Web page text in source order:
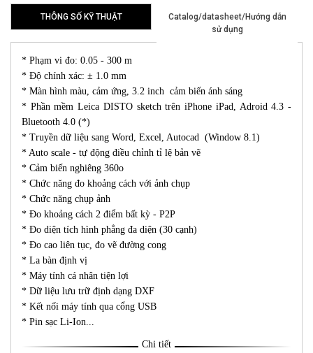
THÔNG SỐ KỸ THUẬT
Catalog/datasheet/Hướng dẫn
sử dụng
* Phạm vi đo: 0.05 - 300 m
* Độ chính xác: ± 1.0 mm
* Màn hình màu, cảm ứng, 3.2 inch cảm biến ánh sáng
* Phần mềm Leica DISTO sketch trên iPhone iPad, Adroid 4.3 -
Bluetooth 4.0 (*)
* Truyền dữ liệu sang Word, Excel, Autocad (Window 8.1)
* Auto scale - tự động điều chỉnh tỉ lệ bản vẽ
* Cảm biến nghiêng 360o
* Chức năng đo khoảng cách với ảnh chụp
* Chức năng chụp ảnh
* Đo khoảng cách 2 điểm bất kỳ - P2P
* Đo diện tích hình phẳng đa diện (30 cạnh)
* Đo cao liên tục, đo vẽ đường cong
* La bàn định vị
* Máy tính cá nhân tiện lợi
* Dữ liệu lưu trữ định dạng DXF
* Kết nối máy tính qua cổng USB
* Pin sạc Li-Ion...
Chi tiết